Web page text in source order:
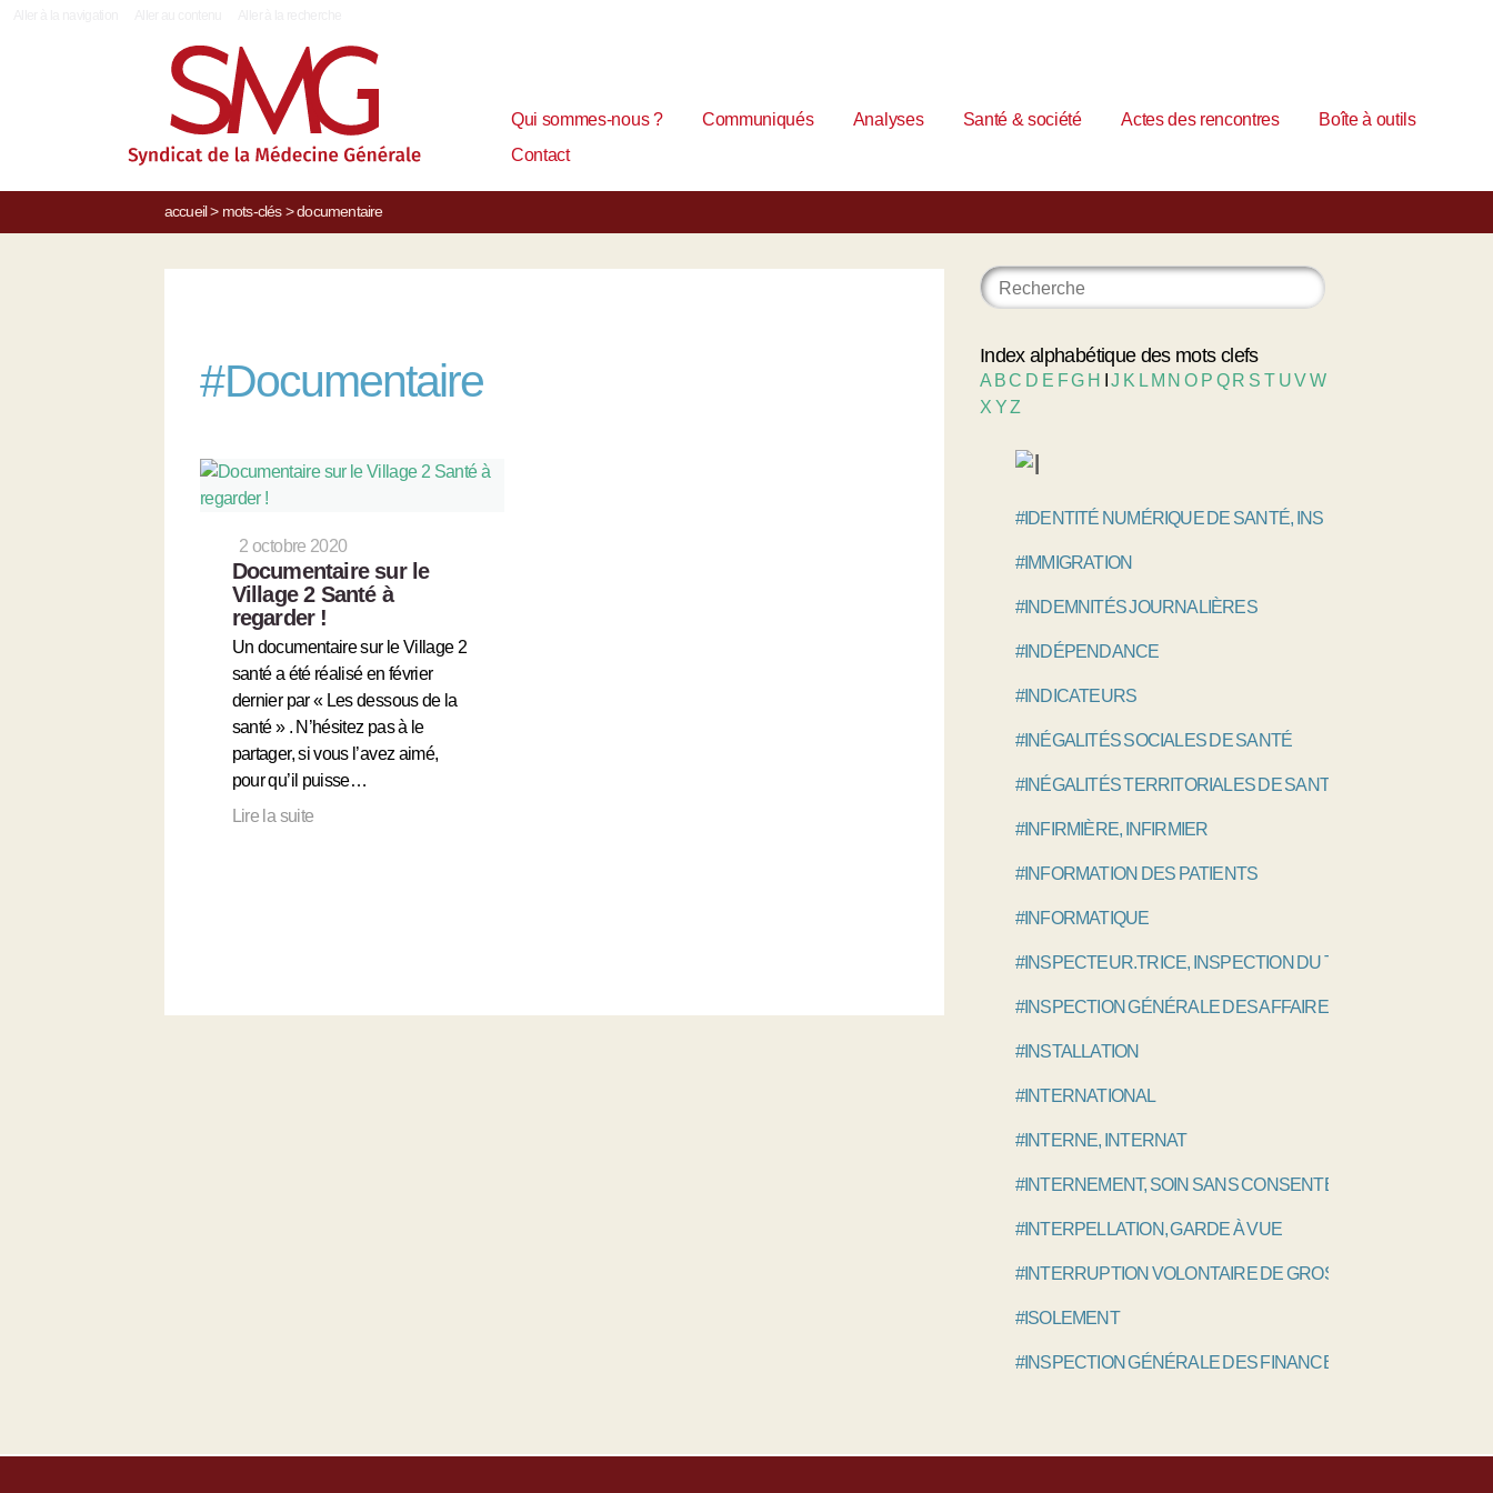
Qui sommes-nous ? Communiqués Analyses Santé & société Actes des rencontres
Boîte à outils
Contact
accueil> mots-clés> documentaire
#Documentaire
2 octobre 2020
Documentaire sur le
Village 2 Santé à
regarder !
Un documentaire sur le Village 2
santé a été réalisé en février
dernier par « Les dessous de la
santé » . N’hésitez pas à le
partager, si vous l’avez aimé,
pour qu’il puisse…
Lire la suite
Index alphabétique des mots clefs
A BC D E FG H IJ K L M NO P Q R S T UVW
X YZ
#IDENTITÉ NUMÉRIQUE DE SANTÉ, INS
#IMMIGRATION
#INDEMNITÉS JOURNALIÈRES
#INDÉPENDANCE
#INDICATEURS
#INÉGALITÉS SOCIALES DE SANTÉ
#INÉGALITÉS TERRITORIALES DE SANTÉ
#INFIRMIÈRE, INFIRMIER
#INFORMATION DES PATIENTS
#INFORMATIQUE
#INSPECTEUR.TRICE, INSPECTION DU TRAVAIL
#INSPECTION GÉNÉRALE DES AFFAIRES SOCIALES, IGAS
#INSTALLATION
#INTERNATIONAL
#INTERNE, INTERNAT
#INTERNEMENT, SOIN SANS CONSENTEMENT
#INTERPELLATION, GARDE À VUE
#INTERRUPTION VOLONTAIRE DE GROSSESSE IVG,
#ISOLEMENT
#INSPECTION GÉNÉRALE DES FINANCES, IGF